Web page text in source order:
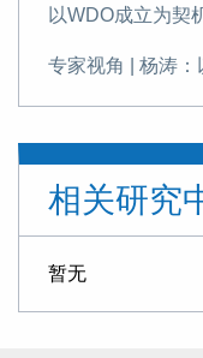
提升科技金融的
理解金融强国背景
专家视角 | 杨涛
相关研究
暂无